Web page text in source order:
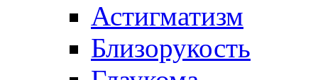
Астигматизм
Близорукость